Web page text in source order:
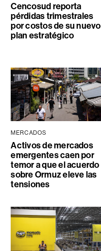
Cencosud reporta
pérdidas trimestrales
por costos de su nuevo
plan estratégico
MERCADOS
Activos de mercados
emergentes caen por
temor a que el acuerdo
sobre Ormuz eleve las
tensiones